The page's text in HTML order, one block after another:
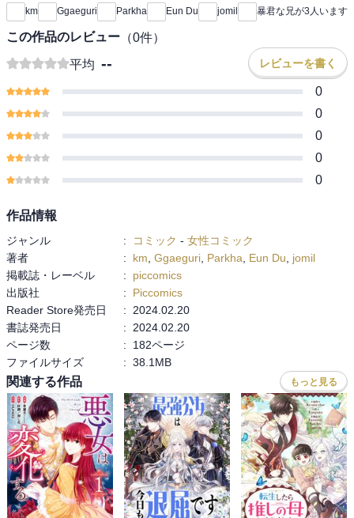
km Ggaeguri Parkha Eun Du jomil 暴君な兄が3人います
この作品のレビュー （0件）
平均 -- レビューを書く
0
0
0
0
0
作品情報
ジャンル : コミック - 女性コミック
著者
: km Ggaeguri Parkha Eun Du
jomil
掲載誌・レーベル
:
piccomics
出版社
:
Piccomics
Reader Store発売日
:
2024.02.20
書誌発売日
:
2024.02.20
ページ数
:
182ページ
ファイルサイズ
: 38.1MB
関連する作品 もっと見る